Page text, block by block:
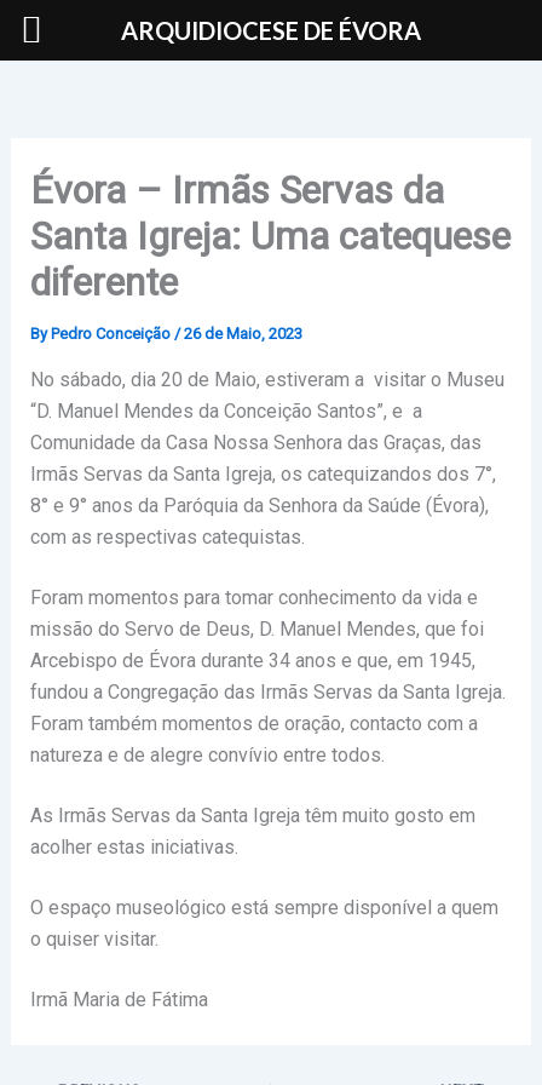
Skip
Évora – Irmãs Servas da
Santa Igreja: Uma catequese
diferente
By Pedro Conceição /26 de Maio, 2023
No sábado, dia 20 de Maio, estiveram a visitar o Museu
“D. Manuel Mendes da Conceição Santos”, e a
Comunidade da Casa Nossa Senhora das Graças, das
Irmãs Servas da Santa Igreja, os catequizandos dos 7°,
8° e 9° anos da Paróquia da Senhora da Saúde (Évora),
com as respectivas catequistas.
Foram momentos para tomar conhecimento da vida e
missão do Servo de Deus, D. Manuel Mendes, que foi
Arcebispo de Évora durante 34 anos e que, em 1945,
fundou a Congregação das Irmãs Servas da Santa Igreja.
Foram também momentos de oração, contacto com a
natureza e de alegre convívio entre todos.
As Irmãs Servas da Santa Igreja têm muito gosto em
acolher estas iniciativas.
O espaço museológico está sempre disponível a quem
o quiser visitar.
Irmã Maria de Fátima
ARQUIDIOCESE DE ÉVORA